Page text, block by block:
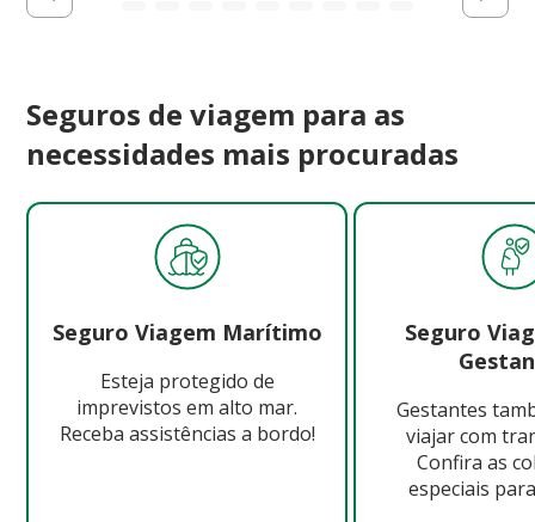
Seguros de viagem para as
necessidades mais procuradas
Seguro Viagem Marítimo
Esteja protegido de
imprevistos em alto mar.
Receba assistências a bordo!
Seguro
Gestantes
viajar com
Confira as
especiais